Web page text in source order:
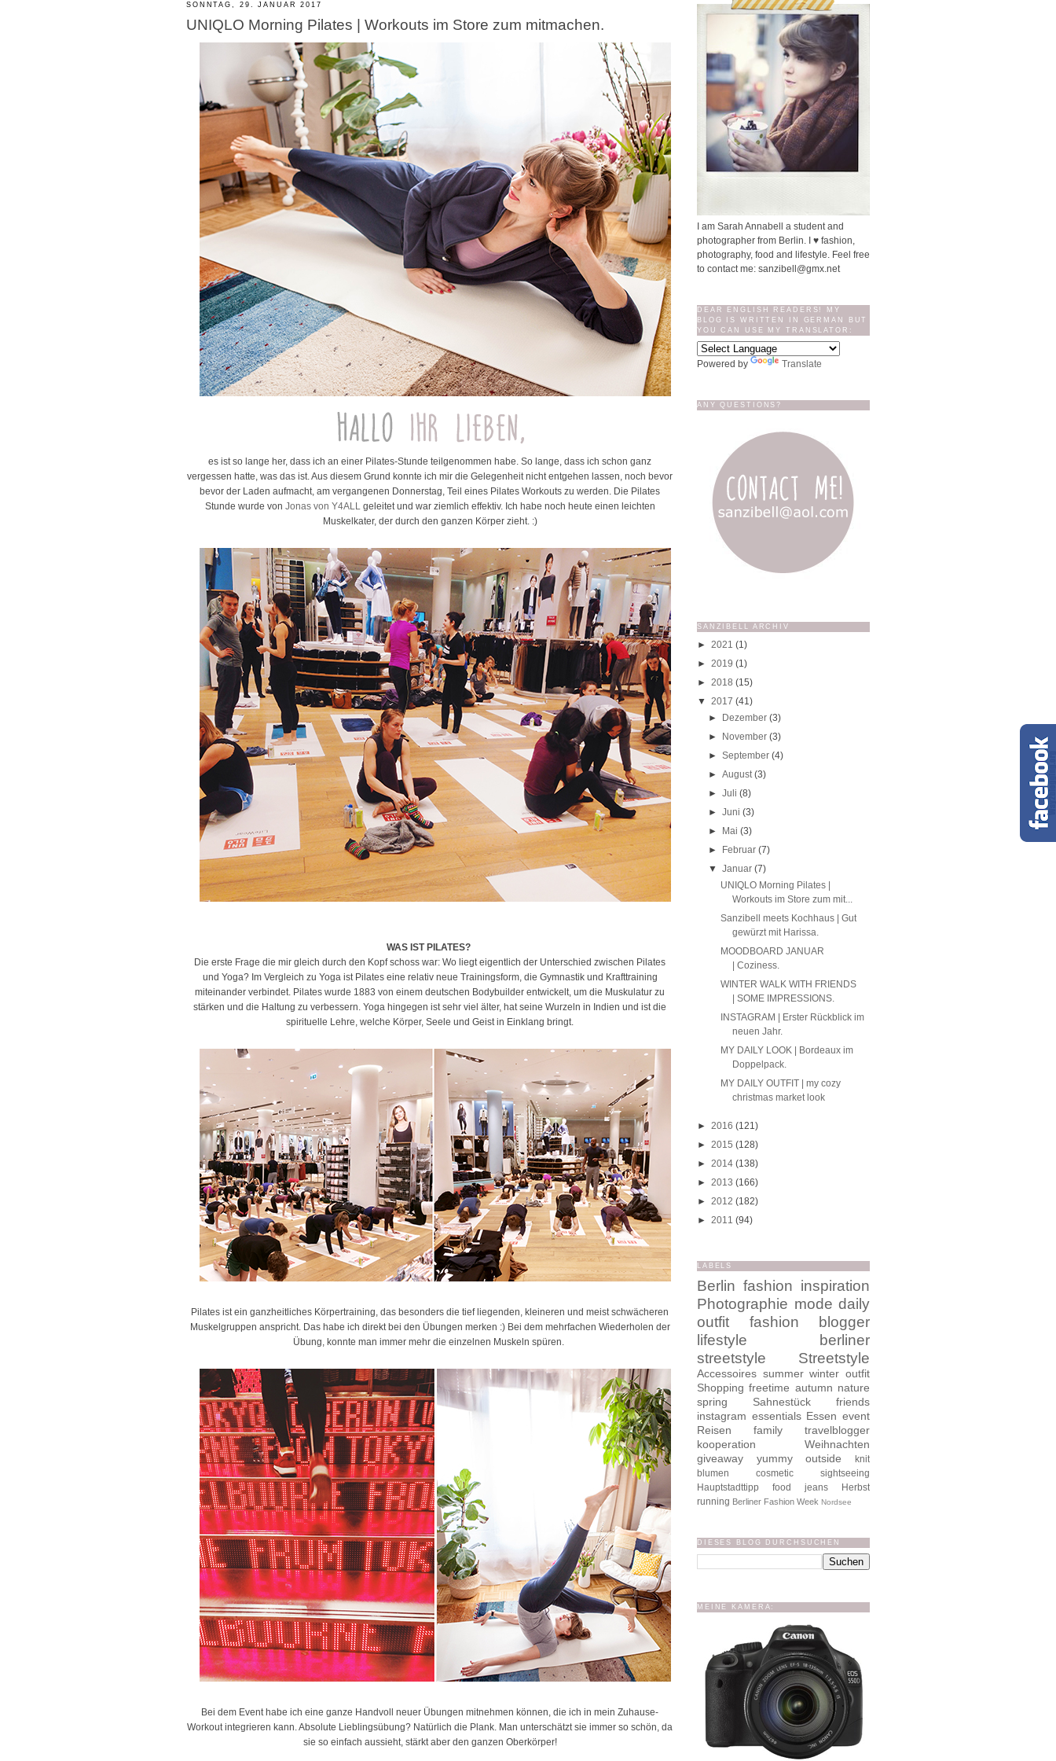
SONNTAG, 29. JANUAR 2017
UNIQLO Morning Pilates | Workouts im Store zum mitmachen.
es ist so lange her, dass ich an einer Pilates-Stunde teilgenommen habe. So lange, dass ich schon ganz
vergessen hatte, was das ist. Aus diesem Grund konnte ich mir die Gelegenheit nicht entgehen lassen, noch bevor
bevor der Laden aufmacht, am vergangenen Donnerstag, Teil eines Pilates Workouts zu werden. Die Pilates
Stunde wurde von Jonas von Y4ALLgeleitet und war ziemlich effektiv. Ich habe noch heute einen leichten
Muskelkater, der durch den ganzen Körper zieht. :)
WAS IST PILATES?
Die erste Frage die mir gleich durch den Kopf schoss war: Wo liegt eigentlich der Unterschied zwischen Pilates
und Yoga? Im Vergleich zu Yoga ist Pilates eine relativ neue Trainingsform, die Gymnastik und Krafttraining
miteinander verbindet. Pilates wurde 1883 von einem deutschen Bodybuilder entwickelt, um die Muskulatur zu
stärken und die Haltung zu verbessern. Yoga hingegen ist sehr viel älter, hat seine Wurzeln in Indien und ist die
spirituelle Lehre, welche Körper, Seele und Geist in Einklang bringt.
Pilates ist ein ganzheitliches Körpertraining, das besonders die tief liegenden, kleineren und meist schwächeren
Muskelgruppen anspricht. Das habe ich direkt bei den Übungen merken :) Bei dem mehrfachen Wiederholen der
Übung, konnte man immer mehr die einzelnen Muskeln spüren.
Bei dem Event habe ich eine ganze Handvoll neuer Übungen mitnehmen können, die ich in mein Zuhause-
Workout integrieren kann. Absolute Lieblingsübung? Natürlich die Plank. Man unterschätzt sie immer so schön, da
sie so einfach aussieht, stärkt aber den ganzen Oberkörper!
I am Sarah Annabell a student and
photographer from Berlin. I ♥ fashion,
photography, food and lifestyle. Feel free
to contact me: sanzibell@gmx.net
DEAR ENGLISH READERS! MY
BLOG IS WRITTEN IN GERMAN BUT
YOU CAN USE MY TRANSLATOR:
Powered by Translate
ANY QUESTIONS?
SANZIBELL ARCHIV
► 2021 (1)
► 2019 (1)
► 2018 (15)
▼ 2017 (41)
►
Dezember(3)
►
November(3)
►September(4)
►August(3)
►Juli(8)
►Juni(3)
►
Mai(3)
►
Februar(7)
▼Januar(7)
UNIQLO Morning Pilates |
Workouts im Store zum mit...
Sanzibell meets Kochhaus | Gut
gewürzt mit Harissa.
MOODBOARD JANUAR
| Coziness.
WINTER WALK WITH FRIENDS
| SOME IMPRESSIONS.
INSTAGRAM | Erster Rückblick im
neuen Jahr.
MY DAILY LOOK | Bordeaux im
Doppelpack.
MY DAILY OUTFIT | my cozy
christmas market look
► 2016 (121)
► 2015 (128)
► 2014 (138)
► 2013 (166)
► 2012 (182)
► 2011 (94)
LABELS
Berlin fashion inspiration
Photographie mode daily
outfit
fashion blogger
lifestyle
berliner
streetstyle
Streetstyle
Accessoires summer winter outfit
Shopping freetime autumn nature
spring
Sahnestück
friends
instagram essentials Essen event
Reisen
family
travelblogger
kooperation
Weihnachten
giveaway
yummy outside
knit
blumen
cosmetic
sightseeing
Hauptstadttipp
food jeans
Herbst
running Berliner Fashion Week Nordsee
DIESES BLOG DURCHSUCHEN
MEINE KAMERA: